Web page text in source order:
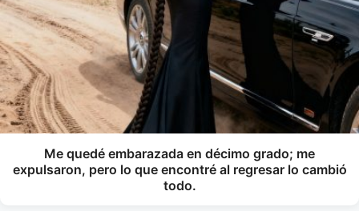
Me quedé embarazada en décimo grado; me
expulsaron, pero lo que encontré al regresar lo cambió
todo.